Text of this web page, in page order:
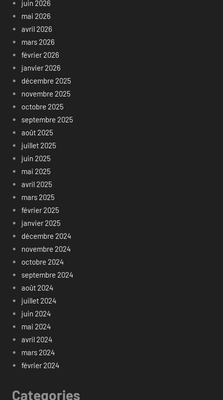
juin 2026
mai 2026
avril 2026
mars 2026
février 2026
janvier 2026
décembre 2025
novembre 2025
octobre 2025
septembre 2025
août 2025
juillet 2025
juin 2025
mai 2025
avril 2025
mars 2025
février 2025
janvier 2025
décembre 2024
novembre 2024
octobre 2024
septembre 2024
août 2024
juillet 2024
juin 2024
mai 2024
avril 2024
mars 2024
février 2024
Categories